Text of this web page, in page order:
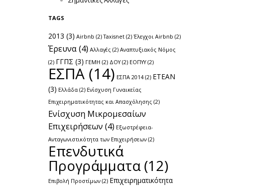
TAGS
2013 (3) Airbnb (2) Taxisnet(2) Έλεγχοι Airbnb (2)
Έρευνα(4) Αλλαγές (2) Αναπτυξιακός Νόμος
(2) ΓΓΠΣ (3) ΓΕΜΗ (2) ΔΟΥ(2) ΕΟΠΥΥ(2)
ΕΣΠΑ(14) ΕΣΠΑ 2014(2) ΕΤΕΑΝ
(3) Ελλάδα(2) Ενίσχυση Γυναικείας
Επιχειρηματικότητας και Απασχόλησης (2)
Ενίσχυση Μικρομεσαίων
Επιχειρήσεων (4) Εξωστρέφεια-
Ανταγωνιστικότητα των Επιχειρήσεων(2)
Επενδυτικά
Προγράμματα(12)
Επιβολή Προστίμων(2) Επιχειρηματικότητα